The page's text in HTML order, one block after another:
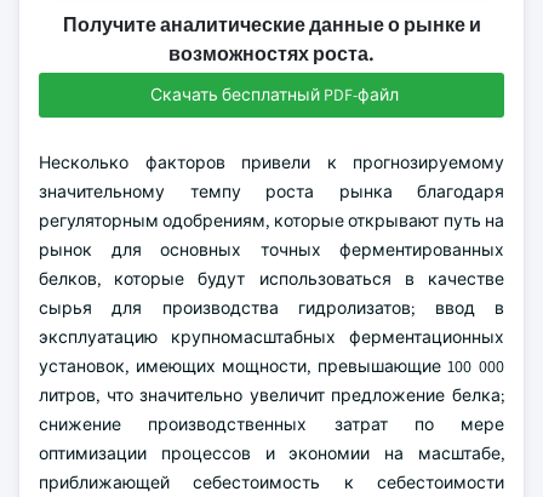
Получите аналитические данные о рынке и
возможностях роста.
Скачать бесплатный PDF-файл
Несколько факторов привели к прогнозируемому
значительному темпу роста рынка благодаря
регуляторным одобрениям, которые открывают путь на
рынок для основных точных ферментированных
белков, которые будут использоваться в качестве
сырья для производства гидролизатов; ввод в
эксплуатацию крупномасштабных ферментационных
установок, имеющих мощности, превышающие 100 000
литров, что значительно увеличит предложение белка;
снижение производственных затрат по мере
оптимизации процессов и экономии на масштабе,
приближающей себестоимость к себестоимости